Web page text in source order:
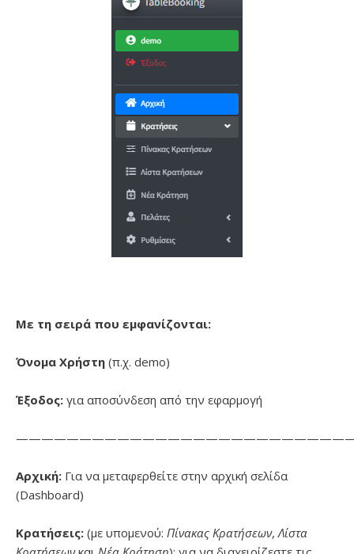
Με τη σειρά που εμφανίζονται:
Όνομα Χρήστη (π.χ. demo)
Έξοδος: για αποσύνδεση από την εφαρμογή
Αρχική: Για να μεταφερθείτε στην αρχική σελίδα
(Dashboard)
Κρατήσεις: (με υπομενού: Πίνακας Κρατήσεων,Λίστα